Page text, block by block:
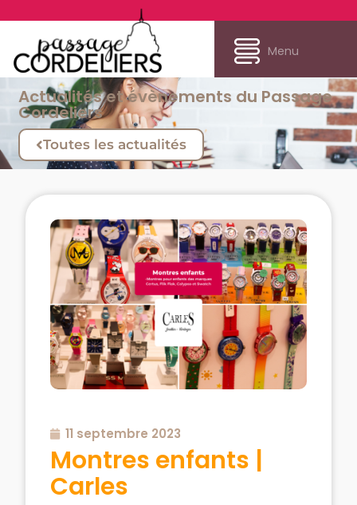
Menu
Actualités et évènements du Passage
Cordeliers
Toutes les actualités
11 septembre 2023
Montres enfants |
Carles